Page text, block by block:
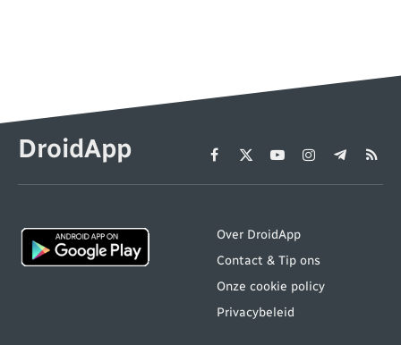
DroidApp Facebook
X
(Twitter)
YouTubeInstagram
Telegram
RSS
Over DroidApp
Contact & Tip ons
Onze cookie policy
Privacybeleid